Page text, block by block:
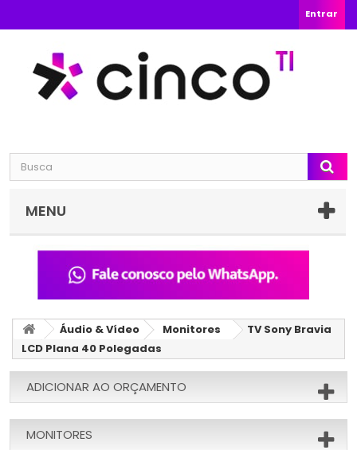
Entrar
MENU
Áudio & Vídeo Monitores
TV Sony Bravia
LCD Plana 40 Polegadas
ADICIONAR AO ORÇAMENTO
MONITORES